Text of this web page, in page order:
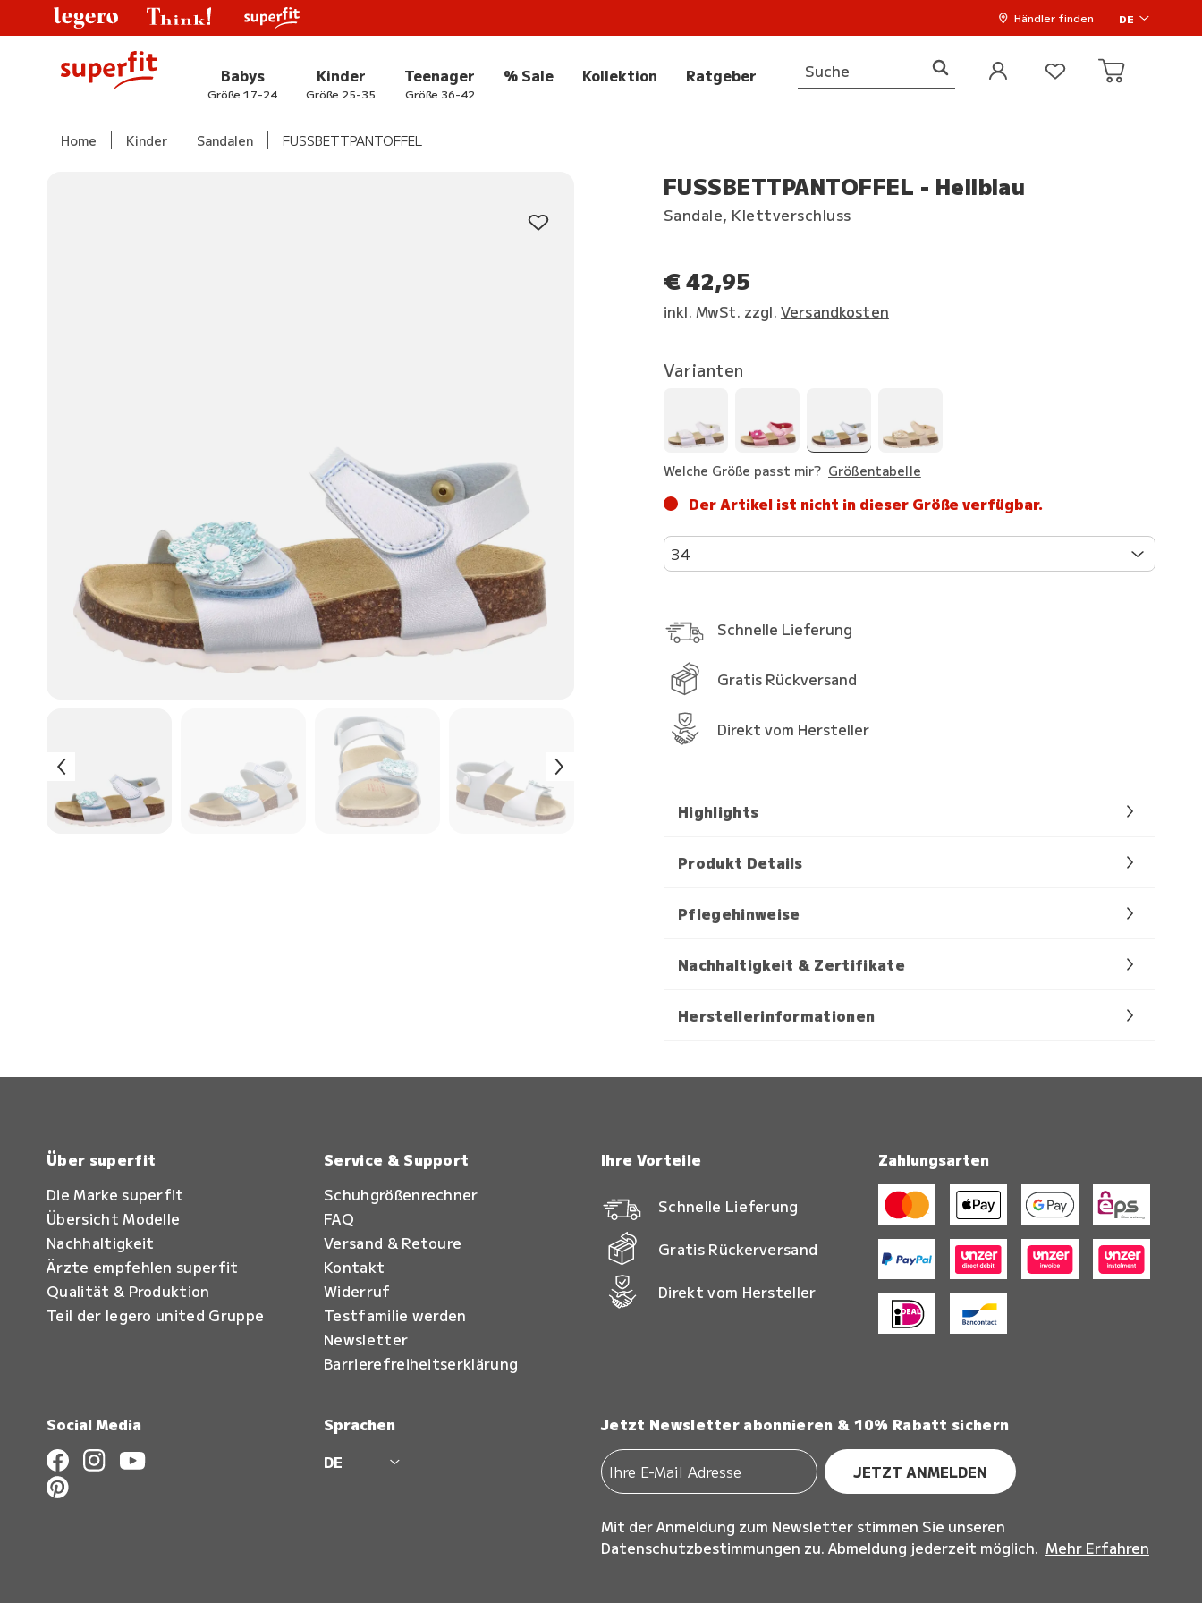
Händler finden DE
Babys
Größe 17-24
Kinder
Größe 25-35
Teenager
Größe 36-42
% Sale Kollektion Ratgeber
Home Kinder Sandalen FUSSBETTPANTOFFEL
FUSSBETTPANTOFFEL - Hellblau
Sandale, Klettverschluss
€ 42,95
inkl. MwSt. zzgl. Versandkosten
Varianten
Welche Größe passt mir? Größentabelle
Der Artikel ist nicht in dieser Größe verfügbar.
34
Schnelle Lieferung
Gratis Rückversand
Direkt vom Hersteller
Highlights
Produkt Details
Pflegehinweise
Nachhaltigkeit & Zertifikate
Herstellerinformationen
Über superfit
Die Marke superfit
Übersicht Modelle
Nachhaltigkeit
Ärzte empfehlen superfit
Qualität & Produktion
Teil der legero united Gruppe
Service & Support
Schuhgrößenrechner
FAQ
Versand & Retoure
Kontakt
Widerruf
Testfamilie werden
Newsletter
Barrierefreiheitserklärung
Ihre Vorteile
Schnelle Lieferung
Gratis Rückerversand
Direkt vom Hersteller
Zahlungsarten
Social Media
Sprachen
DE
Jetzt Newsletter abonnieren & 10% Rabatt sichern
JETZT ANMELDEN
Mit der Anmeldung zum Newsletter stimmen Sie unseren
Datenschutzbestimmungen zu. Abmeldung jederzeit möglich. Mehr Erfahren